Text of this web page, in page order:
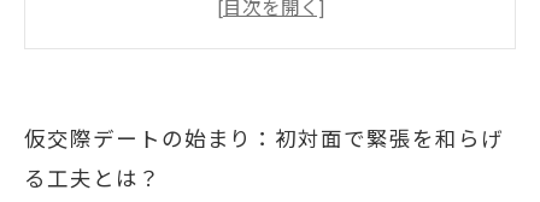
促すアイデア集
仮交際の終盤で見極めるべきポイントと未来へ
仮交際デートの始まり：初対面で緊張を和らげ
る工夫とは？